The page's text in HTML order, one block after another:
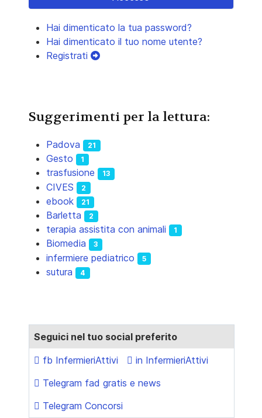
Hai dimenticato la tua password?
Hai dimenticato il tuo nome utente?
Registrati
Suggerimenti per la lettura:
Padova 21
Gesto 1
trasfusione 13
CIVES 2
ebook 21
Barletta 2
terapia assistita con animali 1
Biomedia 3
infermiere pediatrico 5
sutura 4
Seguici nel tuo social preferito
fb InfermieriAttivi
in InfermieriAttivi
Telegram fad gratis e news
Telegram Concorsi